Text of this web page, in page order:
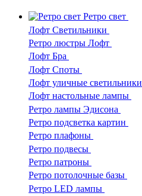
Ретро свет
Лофт Светильники
Ретро люстры Лофт
Лофт Бра
Лофт Споты
Лофт уличные светильники
Лофт настольные лампы
Ретро лампы Эдисона
Ретро подсветка картин
Ретро плафоны
Ретро подвесы
Ретро патроны
Ретро потолочные базы
Ретро LED лампы